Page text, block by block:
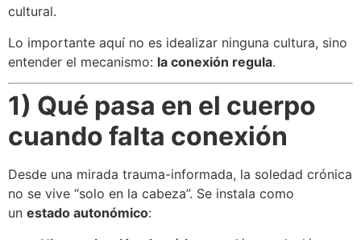
cultural.
Lo importante aquí no es idealizar ninguna cultura, sino
entender el mecanismo: la conexión regula.
1) Qué pasa en el cuerpo
cuando falta conexión
Desde una mirada trauma-informada, la soledad crónica
no se vive “solo en la cabeza”. Se instala como
un estado autonómico: